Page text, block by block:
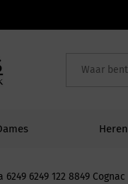
Heren
6249 6249 122 8849 Cognac